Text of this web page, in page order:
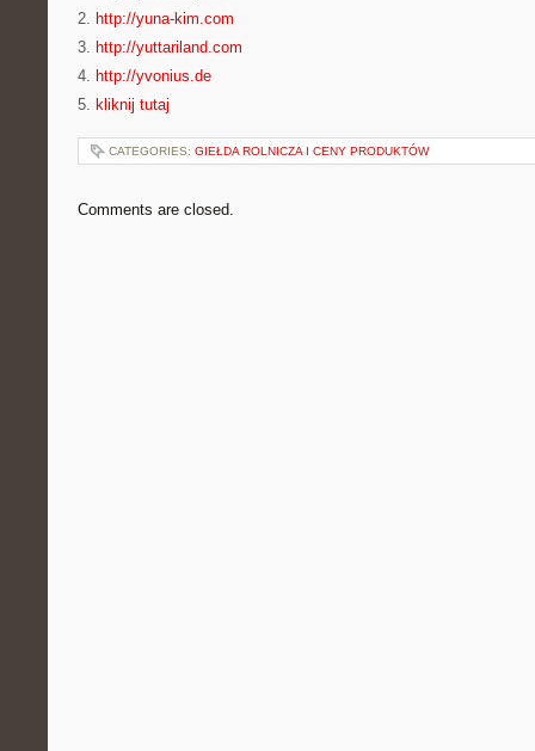
2. http://yuna-kim.com
3. http://yuttariland.com
4. http://yvonius.de
5. kliknij tutaj
CATEGORIES: GIEŁDA ROLNICZA I CENY PRODUKTÓW
Comments are closed.